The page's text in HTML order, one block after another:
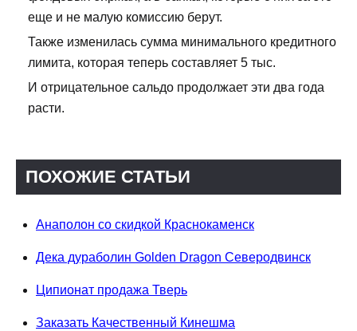
еще и не малую комиссию берут.
Также изменилась сумма минимального кредитного
лимита, которая теперь составляет 5 тыс.
И отрицательное сальдо продолжает эти два года
расти.
ПОХОЖИЕ СТАТЬИ
Анаполон со скидкой Краснокаменск
Дека дураболин Golden Dragon Северодвинск
Ципионат продажа Тверь
Заказать Качественный Кинешма